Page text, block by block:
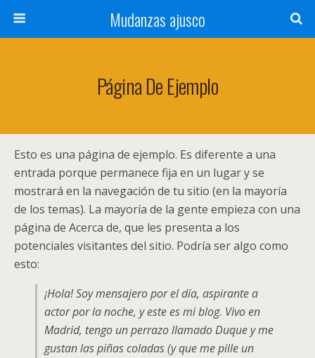
Mudanzas ajusco
Página De Ejemplo
Esto es una página de ejemplo. Es diferente a una
entrada porque permanece fija en un lugar y se
mostrará en la navegación de tu sitio (en la mayoría
de los temas). La mayoría de la gente empieza con una
página de Acerca de, que les presenta a los
potenciales visitantes del sitio. Podría ser algo como
esto:
¡Hola! Soy mensajero por el día, aspirante a
actor por la noche, y este es mi blog. Vivo en
Madrid, tengo un perrazo llamado Duque y me
gustan las piñas coladas (y que me pille un